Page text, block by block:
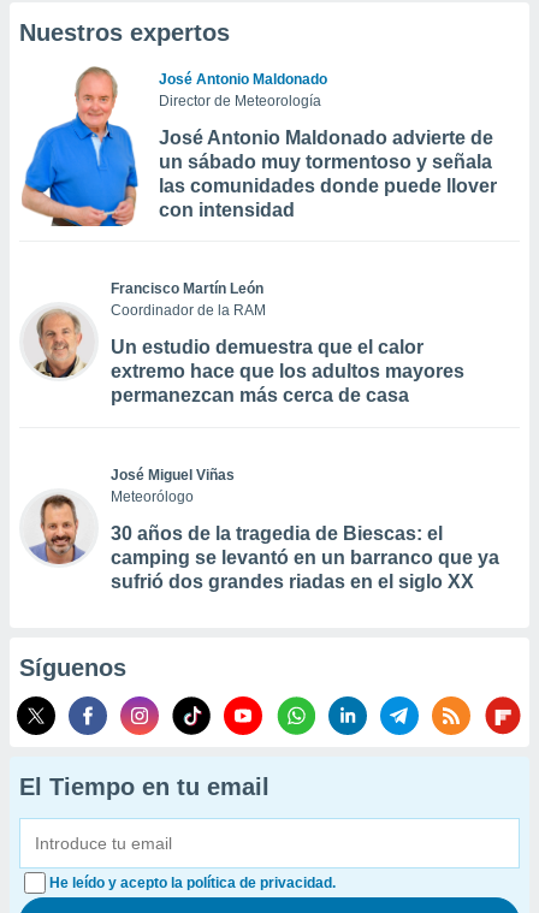
Nuestros expertos
José Antonio Maldonado
Director de Meteorología
José Antonio Maldonado advierte de
un sábado muy tormentoso y señala
las comunidades donde puede llover
con intensidad
Francisco Martín León
Coordinador de la RAM
Un estudio demuestra que el calor
extremo hace que los adultos mayores
permanezcan más cerca de casa
José Miguel Viñas
Meteorólogo
30 años de la tragedia de Biescas: el
camping se levantó en un barranco que ya
sufrió dos grandes riadas en el siglo XX
Síguenos
El Tiempo en tu email
He leído y acepto la política de privacidad.